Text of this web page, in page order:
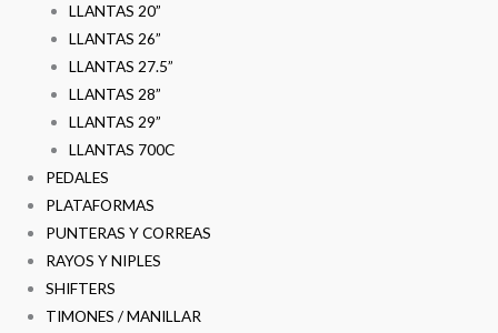
LLANTAS 20”
LLANTAS 26”
LLANTAS 27.5”
LLANTAS 28”
LLANTAS 29”
LLANTAS 700C
PEDALES
PLATAFORMAS
PUNTERAS Y CORREAS
RAYOS Y NIPLES
SHIFTERS
TIMONES / MANILLAR